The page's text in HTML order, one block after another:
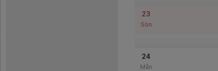
23
Sön
24
Mån